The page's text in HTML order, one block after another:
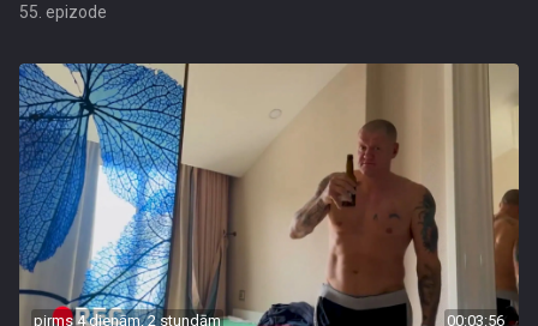
55. epizode
pirms 4 dienām, 2 stundām 00:03:56